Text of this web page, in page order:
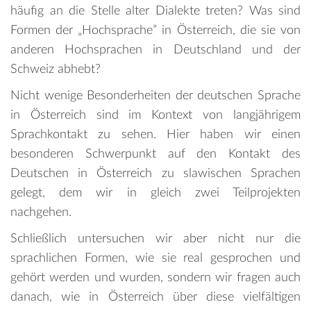
häufig an die Stelle alter Dialekte treten? Was sind
Formen der „Hochsprache” in Österreich, die sie von
anderen Hochsprachen in Deutschland und der
Schweiz abhebt?
Nicht wenige Besonderheiten der deutschen Sprache
in Österreich sind im Kontext von langjährigem
Sprachkontakt zu sehen. Hier haben wir einen
besonderen Schwerpunkt auf den Kontakt des
Deutschen in Österreich zu slawischen Sprachen
gelegt, dem wir in gleich zwei Teilprojekten
nachgehen.
Schließlich untersuchen wir aber nicht nur die
sprachlichen Formen, wie sie real gesprochen und
gehört werden und wurden, sondern wir fragen auch
danach, wie in Österreich über diese vielfältigen